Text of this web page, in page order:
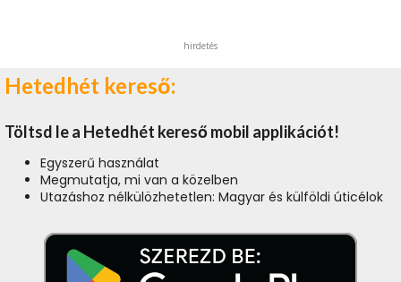
hirdetés
Hetedhét kereső:
Töltsd le a Hetedhét kereső mobil applikációt!
Egyszerű használat
Megmutatja, mi van a közelben
Utazáshoz nélkülözhetetlen: Magyar és külföldi úticélok